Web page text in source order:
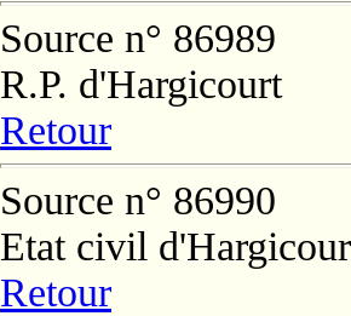
Source n° 86989
R.P. d'Hargicourt
Retour
Source n° 86990
Etat civil
Retour